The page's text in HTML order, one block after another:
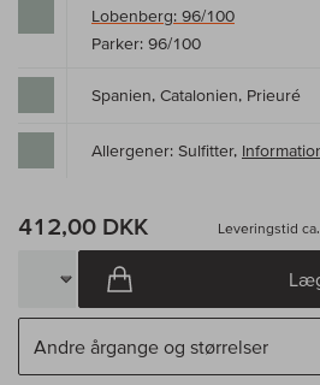
Lobenberg: 96/100
Parker: 96/100
Spanien, Catalonien, Prieuré
Allergener: Sulfitter,
412,00 DKK Leveringstid